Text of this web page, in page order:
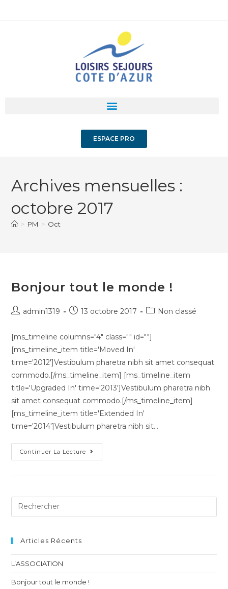
ESPACE PRO
Archives mensuelles :
octobre 2017
> PM > Oct
Bonjour tout le monde !
admin1319 13 octobre 2017 Non classé
[ms_timeline columns="4" class="" id=""]
[ms_timeline_item title='Moved In'
time='2012']Vestibulum pharetra nibh sit amet consequat
commodo.[/ms_timeline_item] [ms_timeline_item
title='Upgraded In' time='2013']Vestibulum pharetra nibh
sit amet consequat commodo.[/ms_timeline_item]
[ms_timeline_item title='Extended In'
time='2014']Vestibulum pharetra nibh sit…
Continuer La Lecture
Articles Récents
L’ASSOCIATION
Bonjour tout le monde !